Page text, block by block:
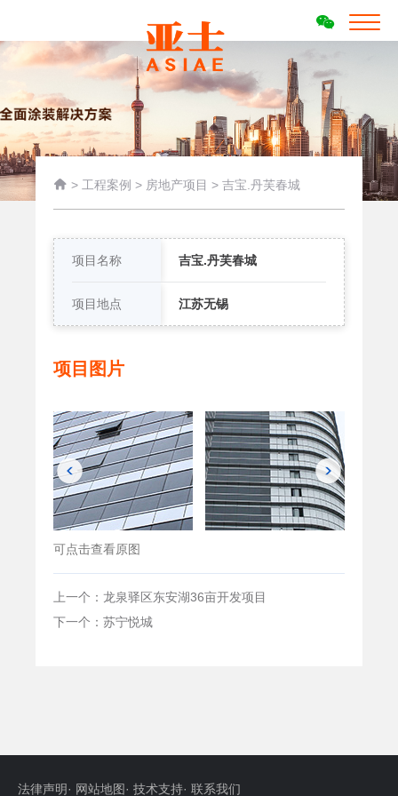
 > 工程案例 > 房地产项目 > 吉宝.丹芙春城
项目名称 吉宝.丹芙春城
项目地点 江苏无锡
项目图片
可点击查看原图
上一个：龙泉驿区东安湖36亩开发项目
下一个：苏宁悦城
法律声明· 网站地图· 技术支持· 联系我们